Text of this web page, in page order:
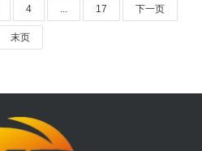
4 ... 17 下一页
末页